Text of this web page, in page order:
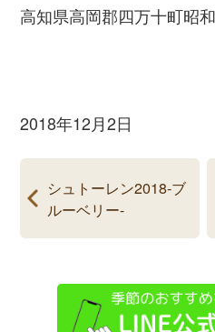
高知県高岡郡四万十町昭
2018年12月2日
シュトーレン2018-ブ
ルーベリー-